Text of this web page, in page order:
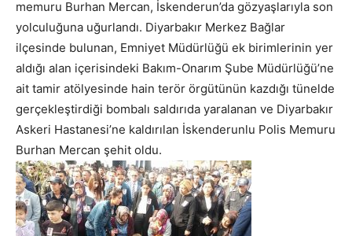
memuru Burhan Mercan, İskenderun’da gözyaşlarıyla son
yolculuğuna uğurlandı. Diyarbakır Merkez Bağlar
ilçesinde bulunan, Emniyet Müdürlüğü ek birimlerinin yer
aldığı alan içerisindeki Bakım-Onarım Şube Müdürlüğü’ne
ait tamir atölyesinde hain terör örgütünün kazdığı tünelde
gerçekleştirdiği bombalı saldırıda yaralanan ve Diyarbakır
Askeri Hastanesi’ne kaldırılan İskenderunlu Polis Memuru
Burhan Mercan şehit oldu.